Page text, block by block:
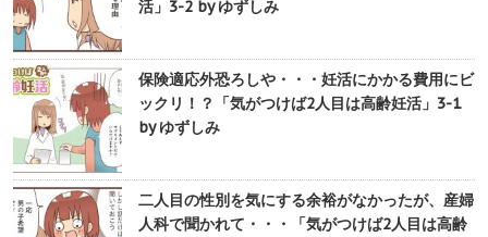
活」3-2 by ゆずしみ
保険適応外恐ろしや・・・妊活にかかる費用にビ
ックリ！？「気がつけば2人目は高齢妊活」3-1
by ゆずしみ
二人目の性別を気にする余裕がなかったが、産婦
人科で聞かれて・・・「気がつけば2人目は高齢